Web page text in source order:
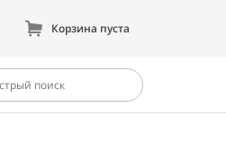
Корзина пуста